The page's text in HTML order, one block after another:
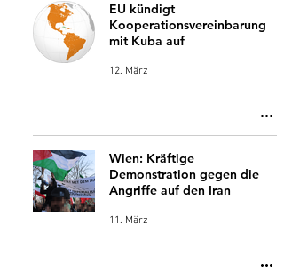
EU kündigt
Kooperationsvereinbarung
mit Kuba auf
12. März
Wien: Kräftige
Demonstration gegen die
Angriffe auf den Iran
11. März